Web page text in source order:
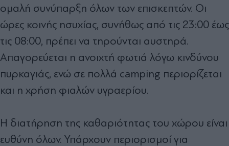
ομαλή συνύπαρξη όλων των επισκεπτών. Οι
ώρες κοινής ησυχίας, συνήθως από τις 23:00 έως
τις 08:00, πρέπει να τηρούνται αυστηρά.
Απαγορεύεται η ανοιχτή φωτιά λόγω κινδύνου
πυρκαγιάς, ενώ σε πολλά camping περιορίζεται
και η χρήση φιαλών υγραερίου.
Η διατήρηση της καθαριότητας του χώρου είναι
ευθύνη όλων. Υπάρχουν περιορισμοί για